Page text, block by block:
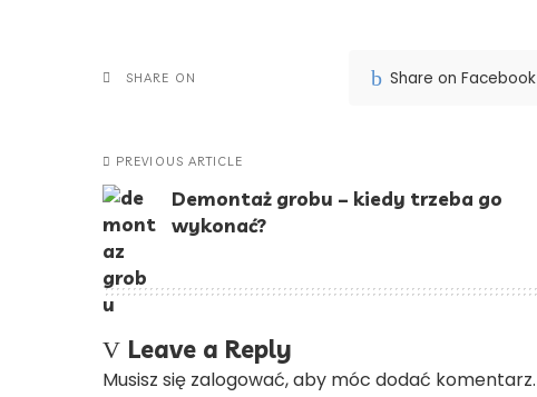
SHARE ON Share on Facebook
PREVIOUS ARTICLE
Demontaż grobu – kiedy trzeba go
wykonać?
Leave a Reply
Musisz się zalogować, aby móc dodać komentarz.